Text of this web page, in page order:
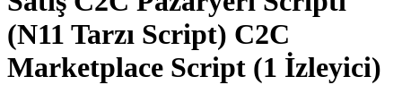
(N11 Tarzı Script) C2C
Marketplace Script (1 İzleyici)